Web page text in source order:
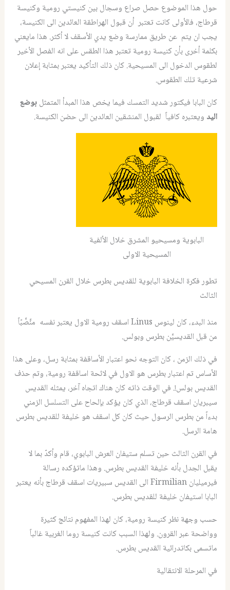
حول هذا الموضوع حصل صراع وسجال بين كنيستي رومية وكنيسة
قرطاج، فالأولى كانت تعتبر أن قبول الهراطقة العائدين الى الكنيسة،
يجب ان يتم عن طريق ممارسة وضع يدي الأسقف لا أكثر. هذا مايعني
بكلمة أخرى بأن كنيسة رومية تعتبر هذا الطقس على انه الفصل الأخير
لطقوس الدخول الى المسيحية. كان ذلك التأكيد يعتبر بمثابة إعلان
شرعية تلك الطقوس.
كان البابا فيكتور شديد التمسك فيما يخص هذا المبدأ المتمثلبوضع
اليد ويعتبره كافياً لقبول المنشقين العائدين الى حضن الكنيسة.
البابوية ومسيحيو المشرق خلال الألفية
المسيحية الاولى
تطور فكرة الخلافة البابوية للقديس بطرس خلال القرن المسيحي
الثالث
منذ البدء، كان لينوس Linus اسقف رومية الاول يعتبر نفسه منَّصَّبّاً
من قبل القديسيَّن بطرس وبولس.
في ذلك الزمن ، كان التوجه نحو اعتبار الأساقفة بمثابة رسل، وعلى هذا
الأساس تم اعتبار بطرس هو الاول في لائحة اساقفة رومية، وتم حذف
القديس بولس!. في الوقت ذاته كان هناك اتجاه آخر، يمثله القديس
سيبريان اسقف قرطاج، الذي كان يؤكد بإلحاح على التسلسل الزمني
بدءاً من بطرس الرسول حيث كان كل اسقف هو خليفة للقديس بطرس
هامة الرسل.
في القرن الثالث حين تسلم ستيفان العرش البابوي، قام وأكدّ بما لا
يقبل الجدل بأنه خليفة القديس بطرس. وهذا ماتؤكده رسالة
فيرميليان Firmilian الى القديس سبيريات اسقف قرطاج بأنه يعتبر
البابا استيفان خليفة للقديس بطرس.
حسب وجهة نظر كنيسة رومية، كان لهذا المفهوم نتائج كثيرة
وواضحة عبر القرون. ولهذا السبب كانت كنيسة روما الغربية غالباً
ماتسمى بكاتدرائية القديس بطرس.
في المرحلة الانتقالية